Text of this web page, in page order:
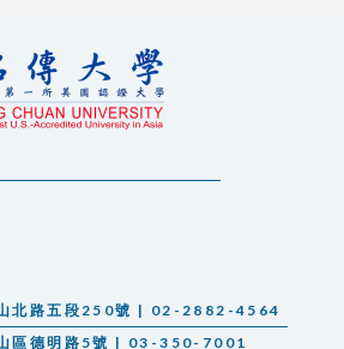
北路五段250號 | 02-2882-4564
區德明路5號 | 03-350-7001